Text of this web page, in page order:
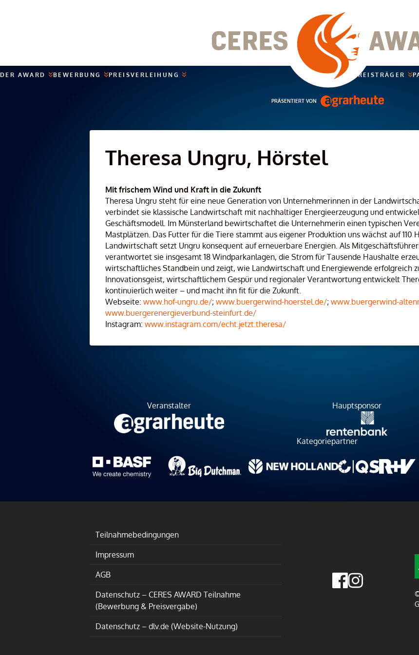
DER AWARD BEWERBUNG PREISVERLEIHUNG PREISTRÄGER
PRÄSENTIERT VON
Theresa Ungru, Hörstel
Mit frischem Wind und Kraft in die Zukunft
Theresa Ungru steht für eine neue Generation von Unternehmerinnen in der
verbindet sie klassische Landwirtschaft mit nachhaltiger Energieerzeugung und
Geschäftsmodell. Im Münsterland bewirtschaftet die Unternehmerin einen typischen
Mastplätzen. Das Futter für die Tiere stammt aus eigener Produktion uns wächst auf 110
Landwirtschaft setzt Ungru konsequent auf erneuerbare Energien. Als
verantwortet sie insgesamt 18 Windparkanlagen, die Strom für Tausende Haushalte
wirtschaftliches Standbein und zeigt, wie Landwirtschaft und Energiewende erfolgreich
Innovationsgeist, wirtschaftlichem Gespür und regionaler Verantwortung entwickelt
kontinuierlich weiter – und macht ihn fit für die Zukunft.
Webseite: www.hof-ungru.de/; www.buergerwind-hoerstel.de/; www.buergerwind-
www.buergerenergieverbund-steinfurt.de/
Instagram: www.instagram.com/echt.jetzt.theresa/
Veranstalter Hauptsponsor
Kategoriepartner
Teilnahmebedingungen
Impressum
AGB
Datenschutz – CERES AWARD Teilnahme
(Bewerbung & Preisvergabe)
Datenschutz – dlv.de (Website-Nutzung)